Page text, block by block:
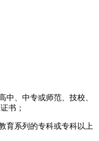
中、中专或师范、技校、
书；
育系列的专科或专科以上